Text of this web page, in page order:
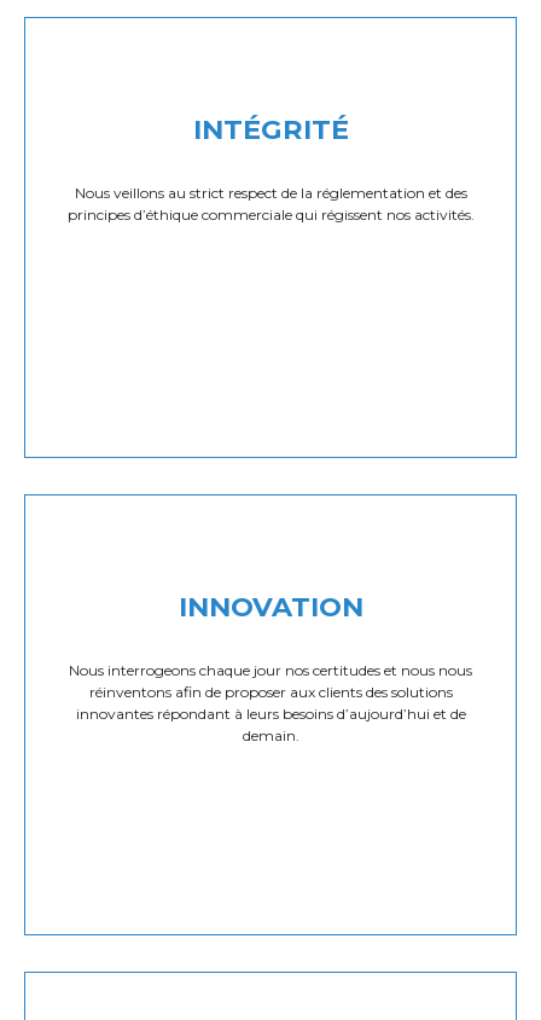
INTÉGRITÉ
Nous veillons au strict respect de la réglementation et des
principes d’éthique commerciale qui régissent nos activités.
INNOVATION
Nous interrogeons chaque jour nos certitudes et nous nous
réinventons afin de proposer aux clients des solutions
innovantes répondant à leurs besoins d’aujourd’hui et de
demain.